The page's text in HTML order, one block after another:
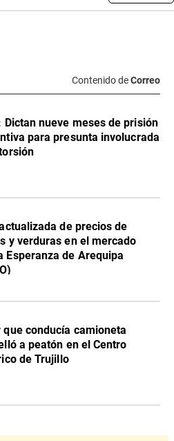
Contenido deCorreo
Dictan nueve meses de prisión
para presunta involucrada
de precios de
y verduras en el mercado
Esperanza de Arequipa
que conducía camioneta
a peatón en el Centro
de Trujillo